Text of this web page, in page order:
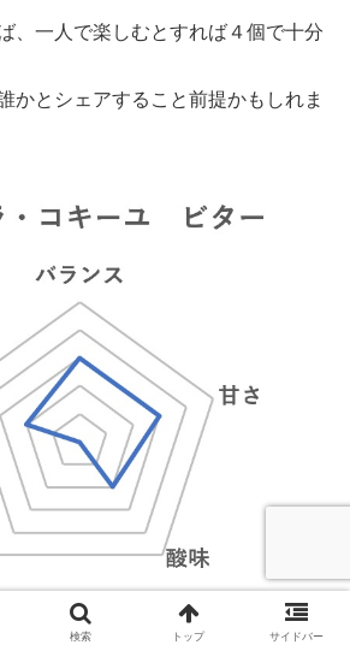
、一人で楽しむとすれば４個で十分
かとシェアすること前提かもしれま
検索 トップ サイドバー